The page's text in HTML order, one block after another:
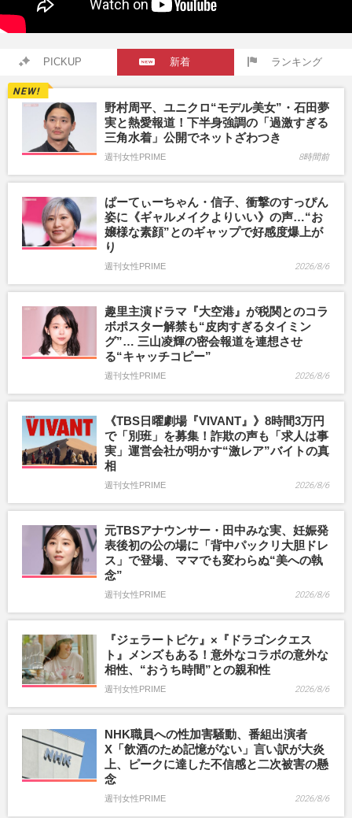
PICKUP 新着 ランキング
野村周平、ユニクロ“モデル美女”・石田夢
実と熱愛報道！下半身強調の「過激すぎる
三角水着」公開でネットざわつき
週刊女性PRIME 8時間前
ぱーてぃーちゃん・信子、衝撃のすっぴん
姿に《ギャルメイクよりいい》の声…“お
嬢様な素顔”とのギャップで好感度爆上が
り
週刊女性PRIME 2026/8/6
趣里主演ドラマ『大空港』が税関とのコラ
ボポスター解禁も“皮肉すぎるタイミン
グ”… 三山凌輝の密会報道を連想させ
る“キャッチコピー”
週刊女性PRIME 2026/8/6
《TBS日曜劇場『VIVANT』》8時間3万円
で「別班」を募集！詐欺の声も「求人は事
実」運営会社が明かす“激レア”バイトの真
相
週刊女性PRIME 2026/8/6
元TBSアナウンサー・田中みな実、妊娠発
表後初の公の場に「背中パックリ大胆ドレ
ス」で登場、ママでも変わらぬ“美への執
念”
週刊女性PRIME 2026/8/6
『ジェラートピケ』×『ドラゴンクエス
ト』メンズもある！意外なコラボの意外な
相性、“おうち時間”との親和性
週刊女性PRIME 2026/8/6
NHK職員への性加害騒動、番組出演者
X「飲酒のため記憶がない」言い訳が大炎
上、ピークに達した不信感と二次被害の懸
念
週刊女性PRIME 2026/8/6